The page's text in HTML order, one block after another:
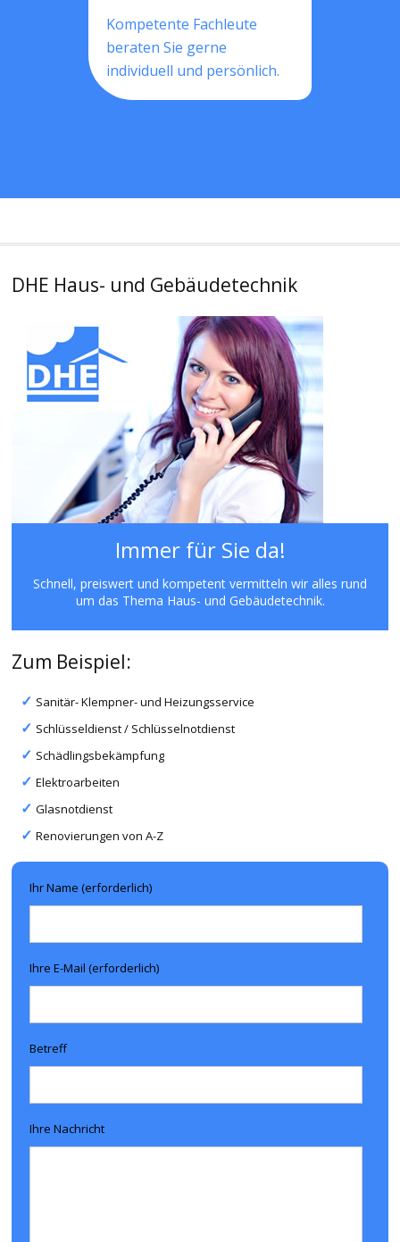
Kompetente Fachleute
beraten Sie gerne
individuell und persönlich.
DHE Haus- und Gebäudetechnik
Immer für Sie da!
Schnell, preiswert und kompetent vermitteln wir alles rund
um das Thema Haus- und Gebäudetechnik.
Zum Beispiel:
Sanitär- Klempner- und Heizungsservice
Schlüsseldienst / Schlüsselnotdienst
Schädlingsbekämpfung
Elektroarbeiten
Glasnotdienst
Renovierungen von A-Z
Ihr Name (erforderlich)
Ihre E-Mail (erforderlich)
Betreff
Ihre Nachricht